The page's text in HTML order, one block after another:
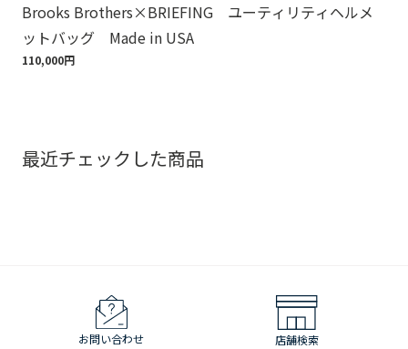
Brooks Brothers×BRIEFING ユーティリティヘルメ
ットバッグ Made in USA
110,000円
最近チェックした商品
お問い合わせ 店舗検索